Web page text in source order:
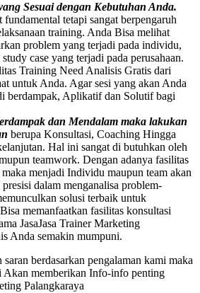
Sesuai dengan Kebutuhan Anda.
fundamental tetapi sangat berpengaruh
training. Anda Bisa melihat
problem yang terjadi pada individu,
case yang terjadi pada perusahaan.
Training Need Analisis Gratis dari
untuk Anda. Agar sesi yang akan Anda
berdampak, Aplikatif dan Solutif bagi
dan Mendalam maka lakukan
berupa Konsultasi, Coaching Hingga
Hal ini sangat di butuhkan oleh
teamwork. Dengan adanya fasilitas
menjadi Individu maupun team akan
dalam menganalisa problem-
solusi terbaik untuk
memanfaatkan fasilitas konsultasi
JasaJasa Trainer Marketing
Anda semakin mumpuni.
berdasarkan pengalaman kami maka
Akan memberikan Info-info penting
Palangkaraya